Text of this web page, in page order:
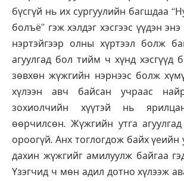
бүсгүй нь их сургуулийн багшдаа
болъё” гэж хэлдэг хэсгээс үүдэн
нэртэйгээр олны хүртээл болж
агуулгад бол тийм ч хүнд хэсгүүд
зөвхөн жүжгийн нэрнээс болж
хүлээн авч байсан учраас
зохиолчийн хүүтэй нь
өөрчилсөн. Жүжгийн утга
ороогүй. Анх тоглогдож байх үеийн
дахин жүжгийг амилуулж байгаа
Үзэгчид ч мөн адил дотно хүлээж